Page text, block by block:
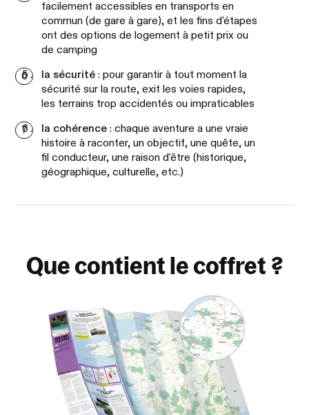
facilement accessibles en transports en
commun (de gare à gare), et les fins d'étapes
ont des options de logement à petit prix ou
de camping
la sécurité : pour garantir à tout moment la
sécurité sur la route, exit les voies rapides,
les terrains trop accidentés ou impraticables
la cohérence: chaque aventure a une vraie
histoire à raconter, un objectif, une quête, un
fil conducteur, une raison d'être (historique,
géographique, culturelle, etc.)
Que contient le coffret ?